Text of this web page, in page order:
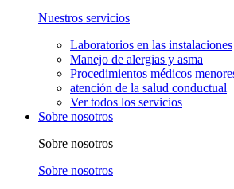
Nuestros servicios
Laboratorios en las instalaciones
Manejo de alergias y asma
Procedimientos médicos
atención de la salud conductual
Ver todos los servicios
Sobre nosotros
Sobre nosotros
Sobre nosotros